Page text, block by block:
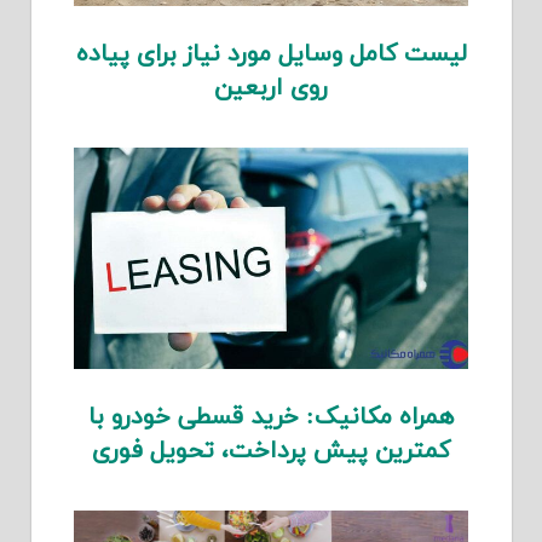
لیست کامل وسایل مورد نیاز برای پیاده
روی اربعین
همراه مکانیک: خرید قسطی خودرو با
کمترین پیش پرداخت، تحویل فوری